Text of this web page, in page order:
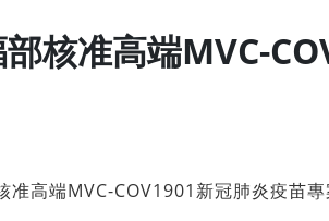
核准高端MVC-
准高端MVC-COV1901新冠肺炎疫苗專